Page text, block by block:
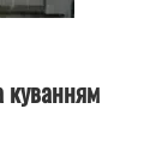
куванням